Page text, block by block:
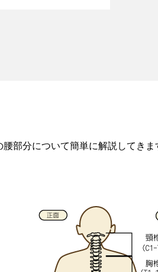
部分について簡単に解説してきま